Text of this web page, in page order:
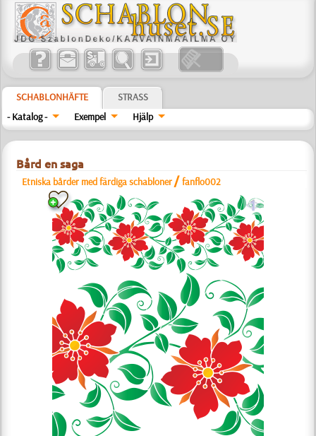
SCHABLONHÄFTE
STRASS
- Katalog -
Exempel Hjälp
Bård en saga
Etniska bårder med färdiga schabloner /fanflo002
a